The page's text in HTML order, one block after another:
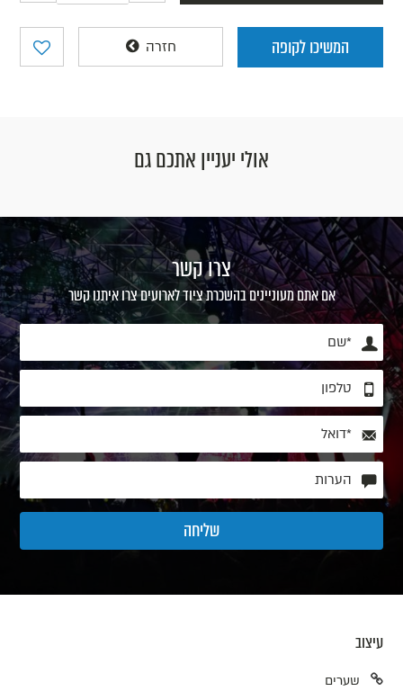
המשיכו לקופה חזרה
אולי יעניין אתכם גם
צרו קשר
אם אתם מעוניינים בהשכרת ציוד לארועים צרו איתנו קשר
עיצוב
שערים